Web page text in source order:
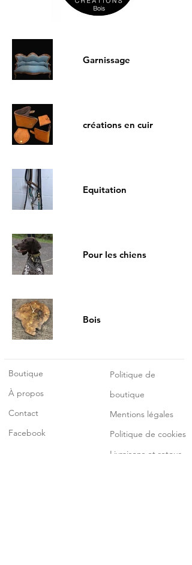
Garnissage
créations en cuir
Equitation
Pour les chiens
Bois
Boutique
À propos
Contact
Facebook
Politique de
boutique
Mentions légales
Politique de cookies
Livraisons et retour